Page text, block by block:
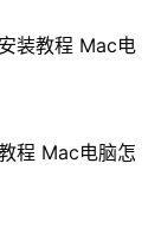
装教程 Mac电
程 Mac电脑怎